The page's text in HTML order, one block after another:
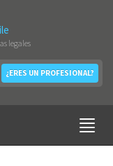
legales
¿ERES UN PROFESIONAL?